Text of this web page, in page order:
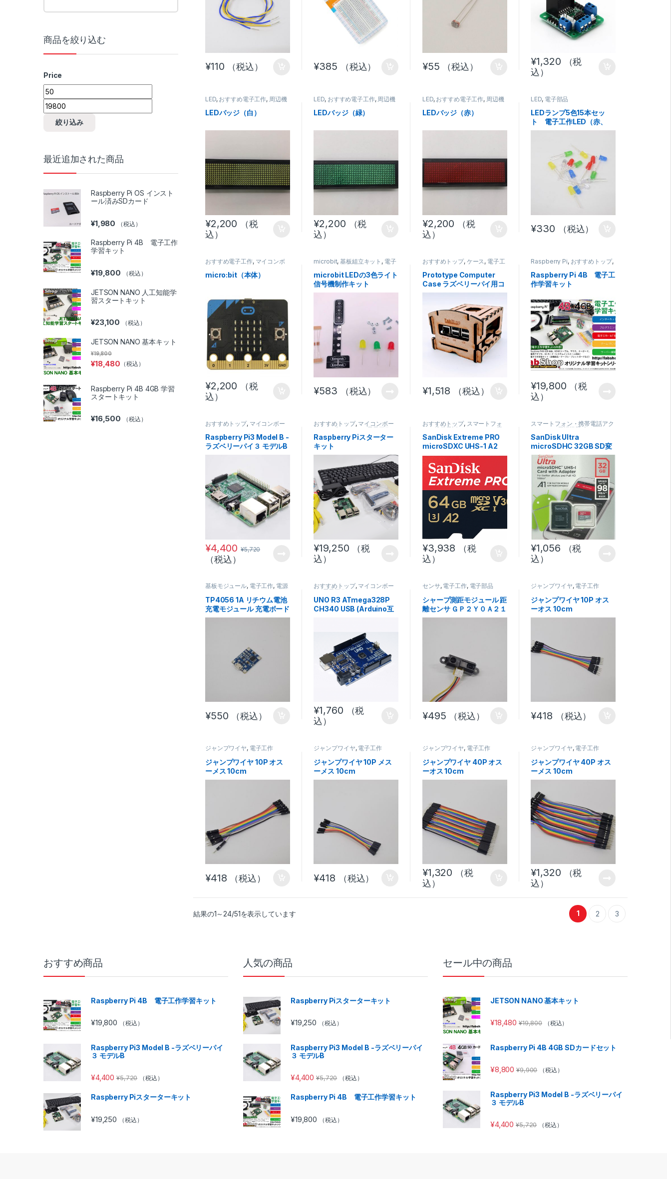
¥110 （税込） ¥385 （税込） ¥55 （税込） ¥1,320
（税
込）
LED, おすすめ電子工作, 周辺機
LEDバッジ（白）
¥2,200
（税
込）
LED, おすすめ電子工作, 周辺機
LEDバッジ（緑）
¥2,200
（税
込）
LED, おすすめ電子工作, 周辺機
LEDバッジ（赤）
¥2,200
（税
込）
LED, 電子部品
LEDランプ5色15本セッ
ト 電子工作LED（赤、
青、緑、黄、白）
¥330 （税込）
おすすめ電子工作, マイコンボ
micro:bit（本体）
¥2,200
（税
込）
microbit,基板組立キット , 電子
microbit LEDの3色ライト
信号機制作キット
¥583 （税込）
おすすめトップ, ケース , 電子工
Prototype Computer
Case ラズベリーパイ用コ
ンピュータケース
¥1,518 （税込）
Raspberry Pi, おすすめトップ,
ード,組み立てキット 電子工作,
電子工作部品セット
Raspberry Pi 4B 電子工
作学習キット
¥19,800
（税
込）
おすすめトップ, マイコンボー
Raspberry Pi3 Model B -
ラズベリーパイ３ モデルB
¥4,400 ¥5,720
（税込）
おすすめトップ, マイコンボー
組み立てキット 電子工作
電子工作部品セット
Raspberry Piスターター
キット
¥19,250
（税
込）
おすすめトップ, スマートフォ
ン・携帯電話アクセサリー
周
辺機器,記録メディア,電子工作
部品セット ,電子部品
SanDisk Extreme PRO
microSDXC UHS-1 A2
64GB
¥3,938
（税
込）
スマートフォン・携帯電話アク
周辺機器 記録メディ
ア,電子工作部品セット
品
SanDisk Ultra
microSDHC 32GB SD変
換アダプター付属
¥1,056
（税
込）
基板モジュール, 電子工作, 電源
TP4056 1A リチウム電池
充電モジュール 充電ボード
充電器
¥550 （税込）
おすすめトップ, マイコンボー
電子工作
UNO R3 ATmega328P
CH340 USB (Arduino互
¥1,760
（税
込）
センサ, 電子工作, 電子部品
シャープ測距モジュール 距
離センサ ＧＰ２Ｙ０Ａ２１
ＹＫ
¥495 （税込）
ジャンプワイヤ, 電子工作
ジャンプワイヤ 10P オス
ーオス 10cm
¥418 （税込）
ジャンプワイヤ, 電子工作
ジャンプワイヤ 10P オス
ーメス 10cm
¥418 （税込）
ジャンプワイヤ, 電子工作
ジャンプワイヤ 10P メス
ーメス 10cm
¥418 （税込）
ジャンプワイヤ, 電子工作
ジャンプワイヤ 40P オス
ーオス 10cm
¥1,320
（税
込）
ジャンプワイヤ, 電子工作
ジャンプワイヤ 40P オス
ーメス 10cm
¥1,320
（税
込）
結果の1～24/51を表示しています 1 2 3
商品を絞り込む
Price
最低価格
最高価格
絞り込み
最近追加された商品
Raspberry Pi OS インスト
ール済みSDカード
¥1,980 （税込）
Raspberry Pi 4B 電子工作
学習キット
¥19,800 （税込）
JETSON NANO 人工知能学
習スタートキット
¥23,100 （税込）
JETSON NANO 基本キット
¥18,480
¥19,800
（税込）
Raspberry Pi 4B 4GB 学習
スタートキット
¥16,500 （税込）
おすすめ商品
Raspberry Pi 4B 電子工作学習キット
¥19,800 （税込）
Raspberry Pi3 Model B -ラズベリーパイ
３ モデルB
¥4,400 ¥5,720 （税込）
Raspberry Piスターターキット
¥19,250 （税込）
人気の商品
Raspberry Piスターターキット
¥19,250 （税込）
Raspberry Pi3 Model B -ラズベリーパイ
３ モデルB
¥4,400 ¥5,720 （税込）
Raspberry Pi 4B 電子工作学習キット
¥19,800 （税込）
セール中の商品
JETSON NANO 基本キット
¥18,480 ¥19,800 （税込）
Raspberry Pi 4B 4GB SDカードセット
¥8,800 ¥9,900 （税込）
Raspberry Pi3 Model B -ラズベリーパイ
３ モデルB
¥4,400 ¥5,720 （税込）